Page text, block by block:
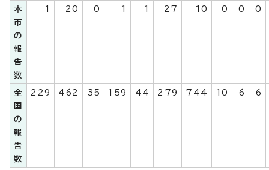
本
市
の
報
告
数
1 20 0 1 1 27 10 0 0 0
全
国
の
報
告
数
229 462 35 159 44 279 744 10 6 6